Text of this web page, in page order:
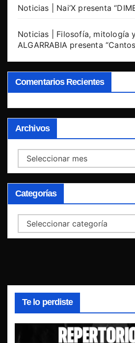
Noticias | Nai’X presenta
Noticias | Filosofía, mitología
ALGARRABIA presenta
Comentarios Recientes
Archivos
Archivos
Categorías
Categorías
Te lo perdiste